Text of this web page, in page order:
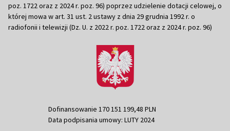
poz. 1722 oraz z 2024 r. poz. 96) poprzez udzielenie dotacji celowej, o
której mowa w art. 31 ust. 2 ustawy z dnia 29 grudnia 1992 r. o
radiofonii i telewizji (Dz. U. z 2022 r. poz. 1722 oraz z 2024 r. poz. 96)
Dofinansowanie 170 151 199,48 PLN
Data podpisania umowy: LUTY 2024